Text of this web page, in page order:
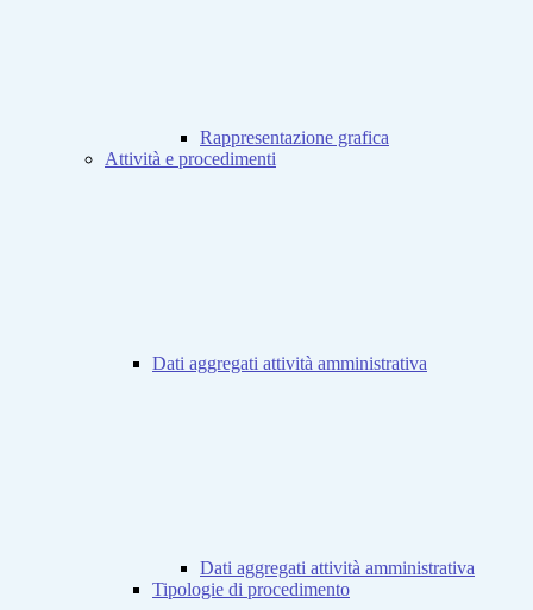
Rappresentazione grafica
Attività e procedimenti
Dati aggregati attività amministrativa
Dati aggregati attività amministrativa
Tipologie di procedimento